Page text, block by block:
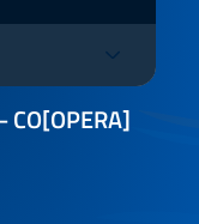
CO[OPERA]